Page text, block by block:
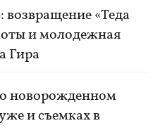
«Теда
и молодежная
Гира
новорожденном
и съемках в